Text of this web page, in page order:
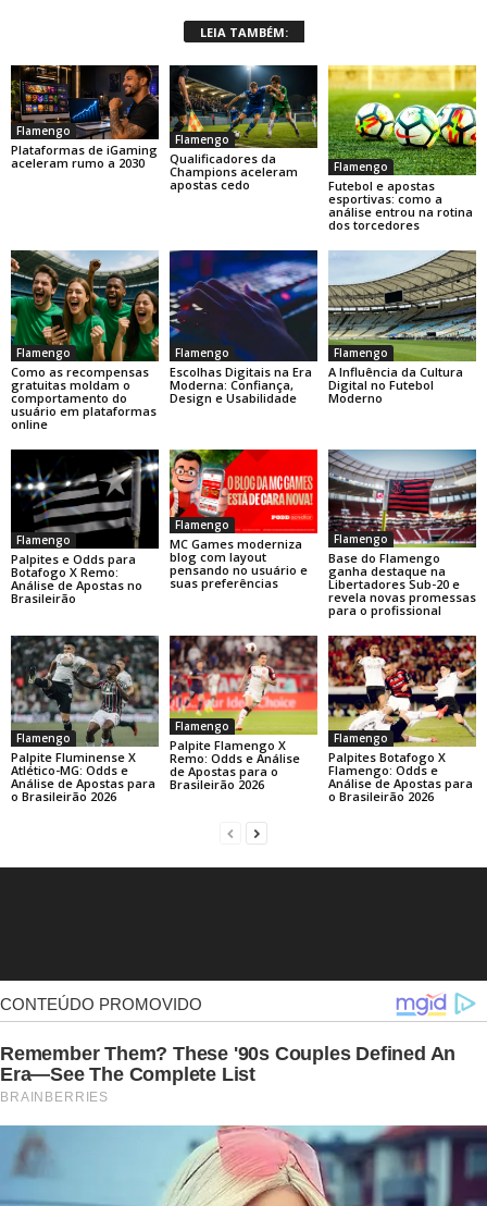
LEIA TAMBÉM:
Flamengo
Plataformas de iGaming
aceleram rumo a 2030
Flamengo
Qualificadores da
Champions aceleram
apostas cedo
Flamengo
Futebol e apostas
esportivas: como a
análise entrou na rotina
dos torcedores
Flamengo
Como as recompensas
gratuitas moldam o
comportamento do
usuário em plataformas
online
Flamengo
Escolhas Digitais na Era
Moderna: Confiança,
Design e Usabilidade
Flamengo
A Influência da Cultura
Digital no Futebol
Moderno
Flamengo
Palpites e Odds para
Botafogo X Remo:
Análise de Apostas no
Brasileirão
Flamengo
MC Games moderniza
blog com layout
pensando no usuário e
suas preferências
Flamengo
Base do Flamengo
ganha destaque na
Libertadores Sub-20 e
revela novas promessas
para o profissional
Flamengo
Palpite Fluminense X
Atlético-MG: Odds e
Análise de Apostas para
o Brasileirão 2026
Flamengo
Palpite Flamengo X
Remo: Odds e Análise
de Apostas para o
Brasileirão 2026
Flamengo
Palpites Botafogo X
Flamengo: Odds e
Análise de Apostas para
o Brasileirão 2026